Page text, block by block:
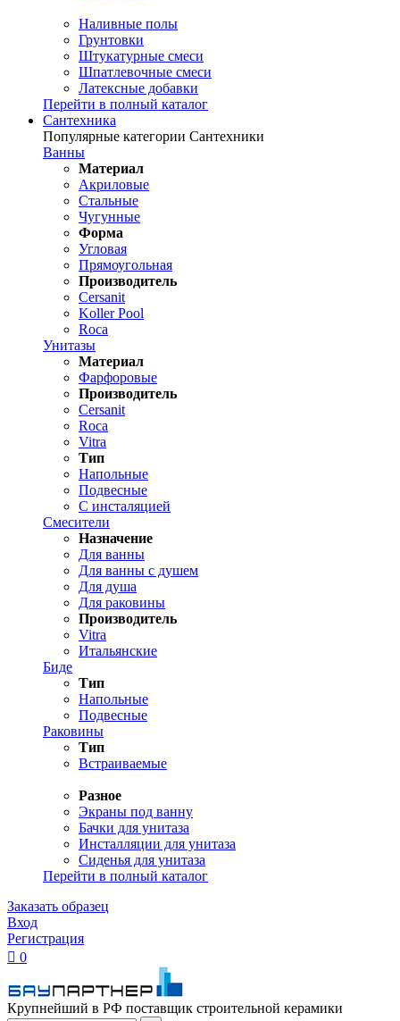
Наливные полы
Грунтовки
Штукатурные смеси
Шпатлевочные смеси
Латексные добавки
Перейти в полный каталог
Сантехника
Популярные категории Сантехники
Ванны
Материал
Акриловые
Стальные
Чугунные
Форма
Угловая
Прямоугольная
Производитель
Cersanit
Koller Pool
Roca
Унитазы
Материал
Фарфоровые
Производитель
Cersanit
Roca
Vitra
Тип
Напольные
Подвесные
С инсталяцией
Смесители
Назначение
Для ванны
Для ванны с душем
Для душа
Для раковины
Производитель
Vitra
Итальянские
Биде
Тип
Напольные
Подвесные
Раковины
Тип
Встраиваемые
Разное
Экраны под ванну
Бачки для унитаза
Инсталляции для унитаза
Сиденья для унитаза
Перейти в полный каталог
Заказать образец
Вход
Регистрация
 0
Крупнейший в РФ поставщик строительной керамики